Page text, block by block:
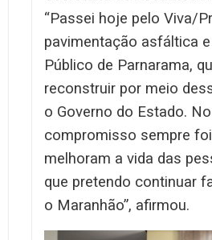
“Passei hoje pelo Viva/
pavimentação asfáltica
Público de Parnarama,
reconstruir por meio
o Governo do Estado.
compromisso sempre
melhoram a vida das
que pretendo continuar
o Maranhão”, afirmou.